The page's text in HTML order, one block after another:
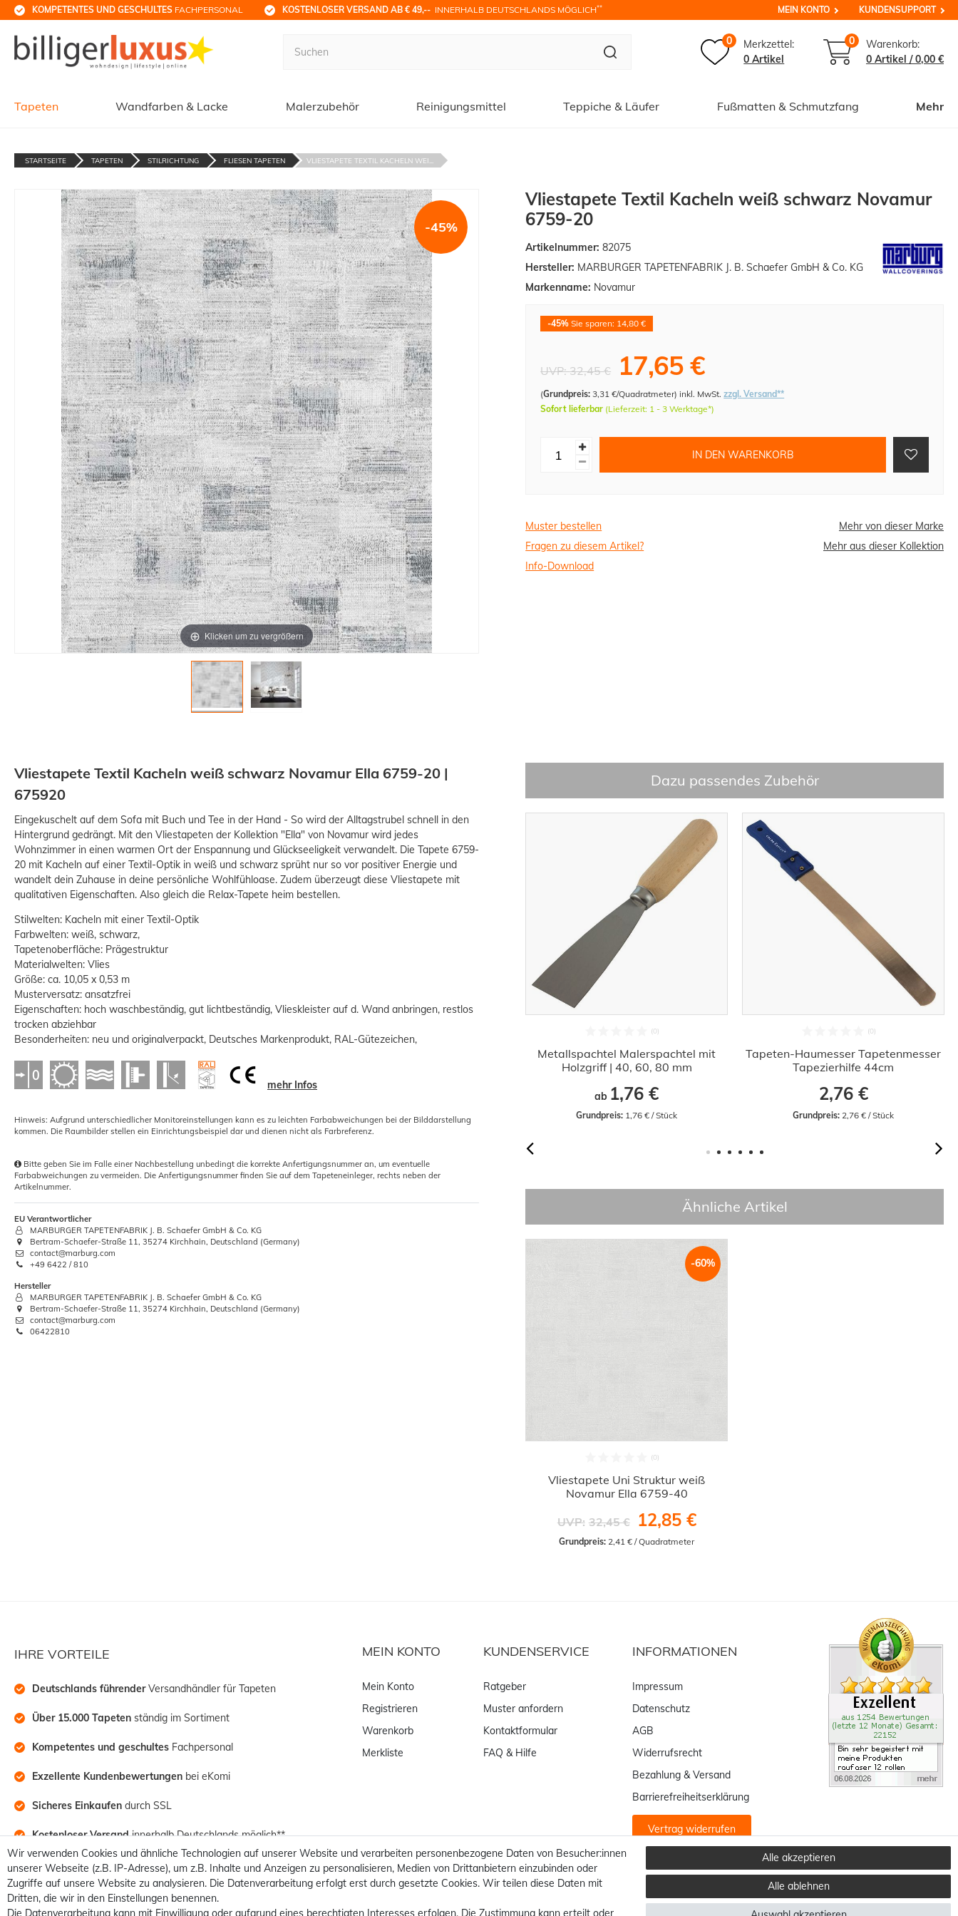
KOMPETENTES UND GESCHULTES FACHPERSONAL KOSTENLOSER VERSAND AB € 49,-- INNERHALB DEUTSCHLANDS MÖGLICH** MEIN KONTO KUNDENSUPPORT
0
Merkzettel:
0 Artikel
0
Warenkorb:
0 Artikel /0,00 €
Tapeten Wandfarben & Lacke Malerzubehör Reinigungsmittel Teppiche & Läufer Fußmatten & Schmutzfang Mehr
STARTSEITE TAPETEN STILRICHTUNG FLIESEN TAPETEN VLIESTAPETE TEXTIL KACHELN WEI...
Klicken um zu vergrößern
-45%
Vliestapete Textil Kacheln weiß schwarz Novamur
6759-20
Artikelnummer: 82075
Hersteller: MARBURGER TAPETENFABRIK J. B. Schaefer GmbH & Co. KG
Markenname: Novamur
-45% Sie sparen: 14,80 €
UVP:32,45 € 17,65 €
(Grundpreis: 3,31 €/Quadratmeter)inkl. MwSt.zzgl. Versand**
Sofort lieferbar (Lieferzeit: 1 - 3 Werktage*)
IN DEN WARENKORB
Muster bestellen
Mehr von dieser Marke
Fragen zu diesem Artikel?
Mehr aus dieser Kollektion
Info-Download
Vliestapete Textil Kacheln weiß schwarz Novamur Ella 6759-20 |
675920
Eingekuschelt auf dem Sofa mit Buch und Tee in der Hand - So wird der Alltagstrubel schnell in den
Hintergrund gedrängt. Mit den Vliestapeten der Kollektion "Ella" von Novamur wird jedes
Wohnzimmer in einen warmen Ort der Enspannung und Glückseeligkeit verwandelt. Die Tapete 6759-
20 mit Kacheln auf einer Textil-Optik in weiß und schwarz sprüht nur so vor positiver Energie und
wandelt dein Zuhause in deine persönliche Wohlfühloase. Zudem überzeugt diese Vliestapete mit
qualitativen Eigenschaften. Also gleich die Relax-Tapete heim bestellen.
Stilwelten: Kacheln mit einer Textil-Optik
Farbwelten: weiß, schwarz,
Tapetenoberfläche: Prägestruktur
Materialwelten: Vlies
Größe: ca. 10,05 x 0,53 m
Musterversatz: ansatzfrei
Eigenschaften: hoch waschbeständig, gut lichtbeständig, Vlieskleister auf d. Wand anbringen, restlos
trocken abziehbar
Besonderheiten: neu und originalverpackt, Deutsches Markenprodukt, RAL-Gütezeichen,
mehr Infos
Hinweis: Aufgrund unterschiedlicher Monitoreinstellungen kann es zu leichten Farbabweichungen bei der Bilddarstellung
kommen. Die Raumbilder stellen ein Einrichtungsbeispiel dar und dienen nicht als Farbreferenz.
Bitte geben Sie im Falle einer Nachbestellung unbedingt die korrekte Anfertigungsnummer an, um eventuelle
Farbabweichungen zu vermeiden. Die Anfertigungsnummer finden Sie auf dem Tapeteneinleger, rechts neben der
Artikelnummer.
EU Verantwortlicher
MARBURGER TAPETENFABRIK J. B. Schaefer GmbH & Co. KG
Bertram-Schaefer-Straße 11, 35274 Kirchhain, Deutschland (Germany)
contact@marburg.com
+49 6422 / 810
Hersteller
MARBURGER TAPETENFABRIK J. B. Schaefer GmbH & Co. KG
Bertram-Schaefer-Straße 11, 35274 Kirchhain, Deutschland (Germany)
contact@marburg.com
06422810
Dazu passendes Zubehör
Schaum 4 cm
1,77 €
Grundpreis: 1,77 € / Stück Grundpreis: 2,85 € / Stück
Metallspachtel Malerspachtel mit
Holzgriff | 40, 60, 80 mm
ab 1,76 €
Grundpreis: 1,76 € / Stück
Tapeten-Haumesser Tapetenmesser
Tapezierhilfe 44cm
2,76 €
Grundpreis: 2,76 € / Stück
Ähnliche Artikel
-60%
Vliestapete Uni Struktur weiß
Novamur Ella 6759-40
UVP: 32,45 € 12,85 €
Grundpreis: 2,41 € / Quadratmeter
IHRE VORTEILE
Deutschlands führender Versandhändler für Tapeten
Über 15.000 Tapeten ständig im Sortiment
Kompetentes und geschultes Fachpersonal
Exzellente Kundenbewertungen bei eKomi
Sicheres Einkaufen durch SSL
Kostenloser Versand innerhalb Deutschlands möglich**
MEIN KONTO
Mein Konto
Registrieren
Warenkorb
Merkliste
KUNDENSERVICE
Ratgeber
Muster anfordern
Kontaktformular
FAQ & Hilfe
INFORMATIONEN
Impressum
Datenschutz
AGB
Widerrufsrecht
Bezahlung & Versand
Barrierefreiheitserklärung
Vertrag widerrufen
Wir verwenden Cookies und ähnliche Technologien auf unserer Website und verarbeiten personenbezogene Daten von Besucher:innen
unserer Webseite (z.B. IP-Adresse), um z.B. Inhalte und Anzeigen zu personalisieren, Medien von Drittanbietern einzubinden oder
Zugriffe auf unsere Website zu analysieren. Die Datenverarbeitung erfolgt erst durch gesetzte Cookies. Wir teilen diese Daten mit
Dritten, die wir in den Einstellungen benennen.
Die Datenverarbeitung kann mit Einwilligung oder aufgrund eines berechtigten Interesses erfolgen. Die Zustimmung kann erteilt oder
Alle akzeptieren
Alle ablehnen